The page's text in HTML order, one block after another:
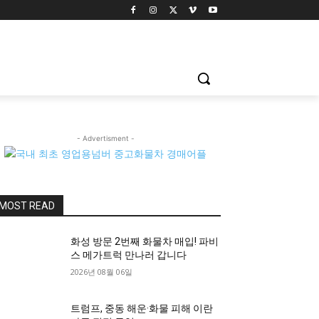
- Advertisment -
READ
화성 방문 2번째 화물차 매입! 파비
스 메가트럭 만나러 갑니다
2026년 08월 06일
트럼프, 중동 해운·화물 피해 이란